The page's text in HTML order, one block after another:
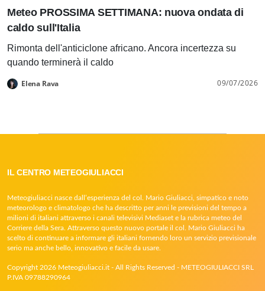
Meteo PROSSIMA SETTIMANA: nuova ondata di
caldo sull'Italia
Rimonta dell'anticiclone africano. Ancora incertezza su
quando terminerà il caldo
Elena Rava 09/07/2026
IL CENTRO METEOGIULIACCI
Meteogiuliacci nasce dall’esperienza del col. Mario Giuliacci, simpatico e noto
meteorologo e climatologo che ha descritto per anni le previsioni del tempo a
milioni di italiani attraverso i canali televisivi Mediaset e la rubrica meteo del
Corriere della Sera. Attraverso questo nuovo portale il col. Mario Giuliacci ha
scelto di continuare a informare gli italiani fornendo loro un servizio previsionale
serio ma anche bello, innovativo e facile da usare.
Copyright 2026 Meteogiuliacci.it - All Rights Reserved - METEOGIULIACCI SRL
P.IVA 09788290964